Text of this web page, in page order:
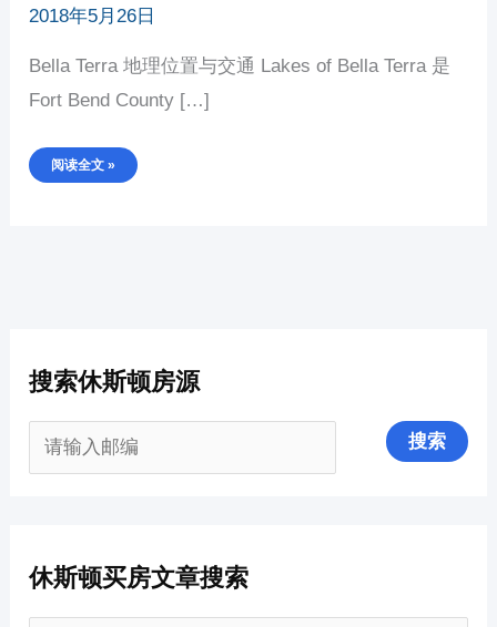
2018年5月26日
Bella Terra 地理位置与交通 Lakes of Bella Terra 是
Fort Bend County […]
阅读全文 »
搜索休斯顿房源
休斯顿买房文章搜索